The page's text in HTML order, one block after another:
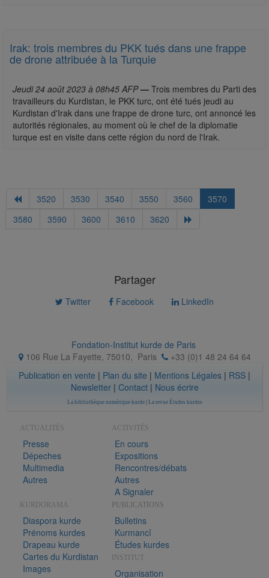
Irak: trois membres du PKK tués dans une frappe
de drone attribuée à la Turquie
Jeudi 24 août 2023 à 08h45 AFP — Trois membres du Parti des
travailleurs du Kurdistan, le PKK turc, ont été tués jeudi au
Kurdistan d'Irak dans une frappe de drone turc, ont annoncé les
autorités régionales, au moment où le chef de la diplomatie
turque est en visite dans cette région du nord de l'Irak.
3520 3530 3540 3550 3560
3570
3580
3590 3600 3610 3620
Partager
Twitter Facebook LinkedIn
Fondation-Institut kurde de Paris
106 Rue La Fayette, 75010, Paris
+33 (0)1 48 24 64 64
Publication en vente | Plan du site | Mentions Légales | RSS |
Newsletter| Contact| Nous écrire
La bibliothèque numérique kurde| La revue Études kurdes
ACTUALITÉS
Presse
Dépeches
Multimedia
Autres
ACTIVITÉS
En cours
Expositions
Rencontres/débats
Autres
A Signaler
KURDORAMA
Diaspora kurde
Prénoms kurdes
Drapeau kurde
Cartes du Kurdistan
Images
PUBLICATIONS
Bulletins
Kurmancî
Études kurdes
INSTITUT
Organisation